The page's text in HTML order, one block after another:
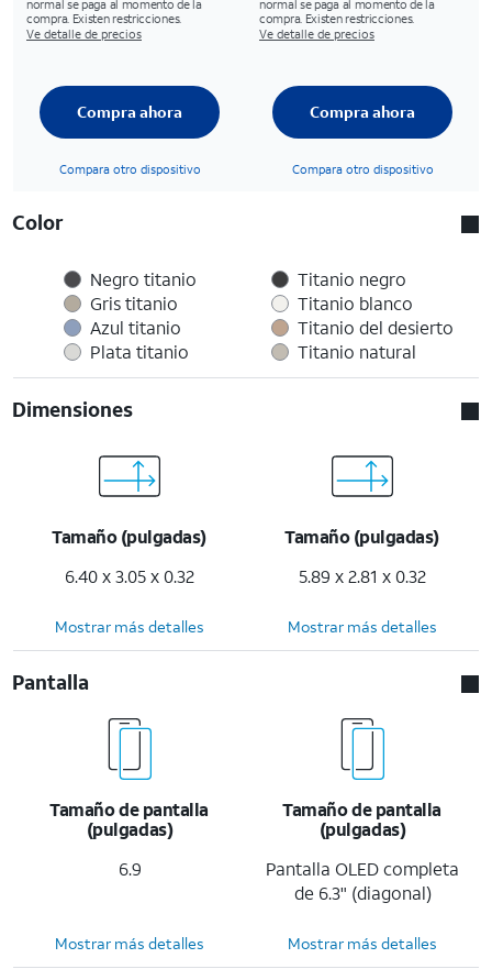
normal se paga al momento de la
compra. Existen restricciones.
Ve detalle de precios
normal se paga al momento de la
compra. Existen restricciones.
Ve detalle de precios
Compra ahora
Compara otro dispositivo
Compra ahora
Compara otro dispositivo
Color
Negro titanio
Gris titanio
Azul titanio
Plata titanio
Titanio negro
Titanio blanco
Titanio del desierto
Titanio natural
Dimensiones
Tamaño (pulgadas)
6.40 x 3.05 x 0.32
Tamaño (pulgadas)
5.89 x 2.81 x 0.32
Mostrar más detalles Mostrar más detalles
Pantalla
Tamaño de pantalla
(pulgadas)
6.9
Tamaño de pantalla
(pulgadas)
Pantalla OLED completa
de 6.3" (diagonal)
Mostrar más detalles Mostrar más detalles